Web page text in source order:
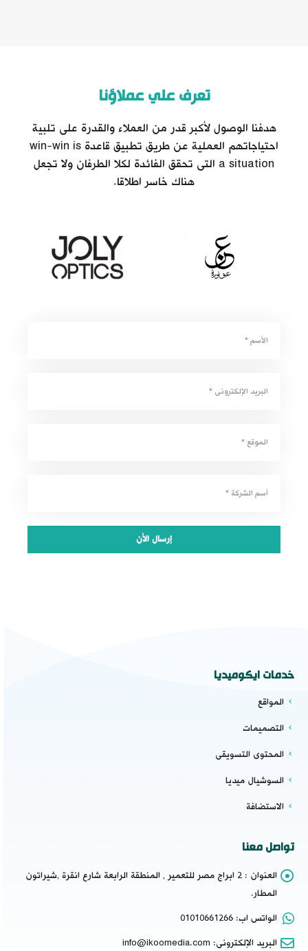
تعرف علي عملاؤنا
هدفنا الوصول لأكبر قدر من العملاء والقدرة على تلبية
احتياجاتهم العملية عن طريق تطبيق قاعدة win-win is
a situation التى تحقق الفائدة لكلا الطرفان ولا تجعل
هناك خاسر اطلاقا.
خدمات ايكوميديا
المواقع
التصميمات
المحتوى التسويقى
السوشيال ميديا
الاستضافة
تواصل معنا
العنوان :
2 ابراج مصر للتعمير , المنطقة الرابعة شارع انقرة ,شيراتون
المطار.
الواتس اب: 01010661266
البريد الإلكترونى: info@ikoomedia.com